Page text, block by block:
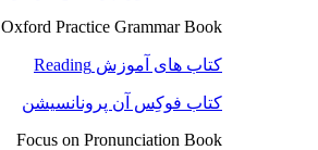
Oxford Practice Grammar Book
کتاب های آموزش Reading
کتاب فوکِس آن پرونانسیشن
Focus on Pronunciation Book